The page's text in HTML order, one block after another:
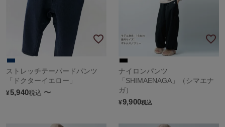
ストレッチテーパードパンツ
「ドクターイエロー」
¥5,940税込 〜
ナイロンパンツ
「SHIMAENAGA」（シマエナ
ガ）
¥9,900税込